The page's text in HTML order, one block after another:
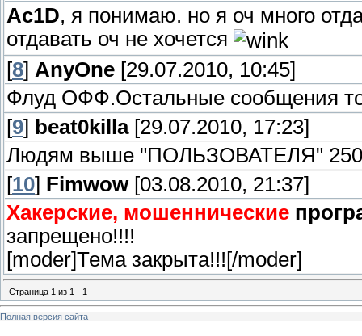
Ac1D, я понимаю. но я оч много
отдавать оч не хочется
[8] AnyOne [29.07.2010, 10:45]
Флуд ОФФ.Остальные сообщения
[9] beat0killa[29.07.2010, 17:23]
Людям выше "ПОЛЬЗОВАТЕЛЯ"
[10] Fimwow[03.08.2010, 21:37]
Хакерские, мошеннические
запрещено!!!!
[moder]Тема закрыта!!![/moder]
Страница 1 из 1 1
Полная версия сайта